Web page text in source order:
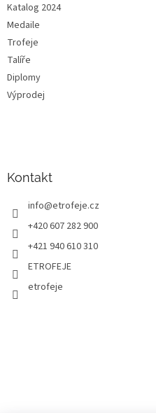
Katalog 2024
Medaile
Trofeje
Talíře
Diplomy
Výprodej
Kontakt
info@etrofeje.cz
+420 607 282 900
+421 940 610 310
ETROFEJE
etrofeje